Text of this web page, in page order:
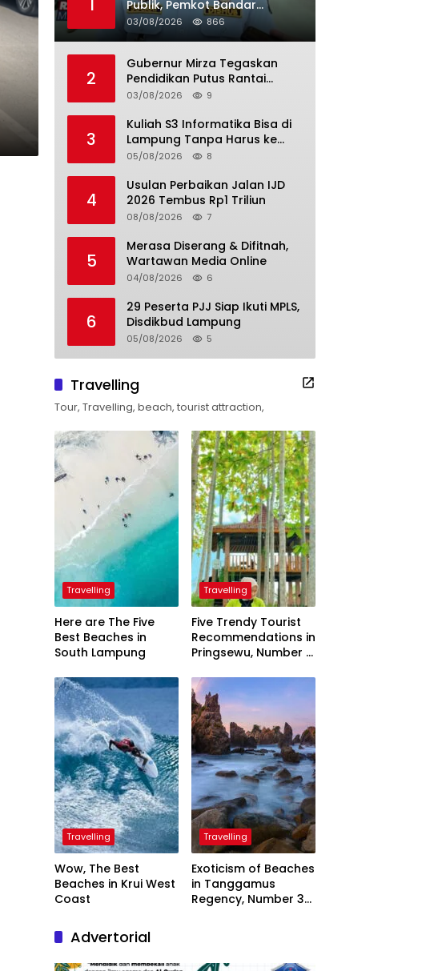
1
Publik, Pemkot Bandar
Lampung Uji Coba Bus Umum
03/08/2026 866
2
Gubernur Mirza Tegaskan
Pendidikan Putus Rantai
Kemiskinan
03/08/2026 9
3
Kuliah S3 Informatika Bisa di
Lampung Tanpa Harus ke
Luar Daerah
05/08/2026 8
4
Usulan Perbaikan Jalan IJD
2026 Tembus Rp1 Triliun
08/08/2026 7
5
Merasa Diserang & Difitnah,
Wartawan Media Online
04/08/2026 6
6
29 Peserta PJJ Siap Ikuti MPLS,
Disdikbud Lampung
05/08/2026 5
Travelling
Tour, Travelling, beach, tourist attraction,
Travelling
Here are The Five
Best Beaches in
South Lampung
Travelling
Five Trendy Tourist
Recommendations in
Pringsewu, Number 3
President
Travelling
Wow, The Best
Beaches in Krui West
Coast
Travelling
Exoticism of Beaches
in Tanggamus
Regency, Number 3
Advertorial